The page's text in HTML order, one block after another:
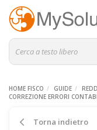
HOME FISCO GUIDE
CORREZIONE ERRORI
Torna indietro